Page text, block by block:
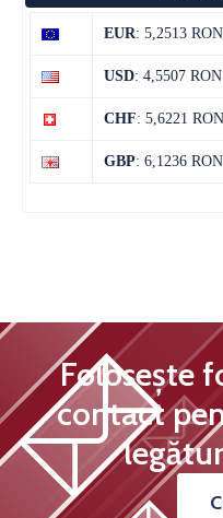
Miercuri
13 august
EUR: 5,2513 RON
USD: 4,5507 RON
CHF: 5,6221 RON
GBP: 6,1236 RON
Folosește
contact